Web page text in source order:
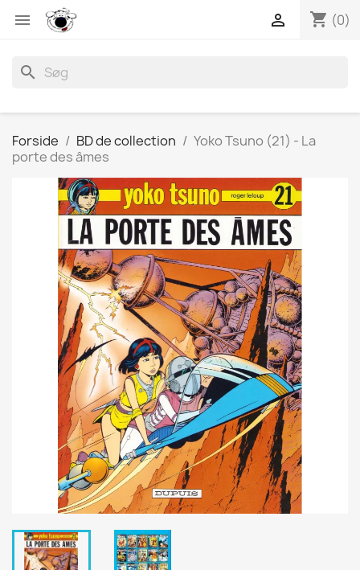
 shopping_cart (0)

search
Forside BD de collection
Yoko Tsuno (21) - La
porte des âmes